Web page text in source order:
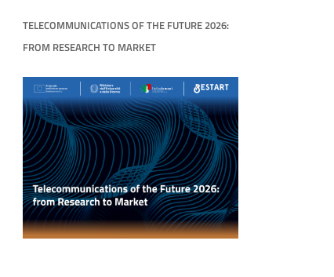
TELECOMMUNICATIONS OF THE FUTURE 2026:
FROM RESEARCH TO MARKET